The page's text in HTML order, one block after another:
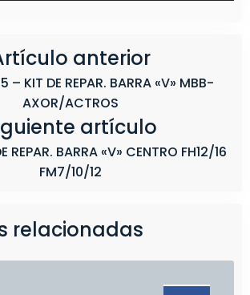
T
anterior
KIT DE REPAR. BARRA «V» MBB-
AXOR/ACTROS
artículo
REPAR. BARRA «V» CENTRO FH12/16
FM7/10/12
relacionadas